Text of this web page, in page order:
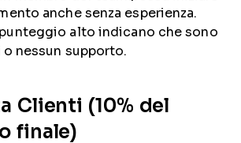
anche senza esperienza.
alto indicano che sono
nessun supporto.
Clienti (10% del
finale)